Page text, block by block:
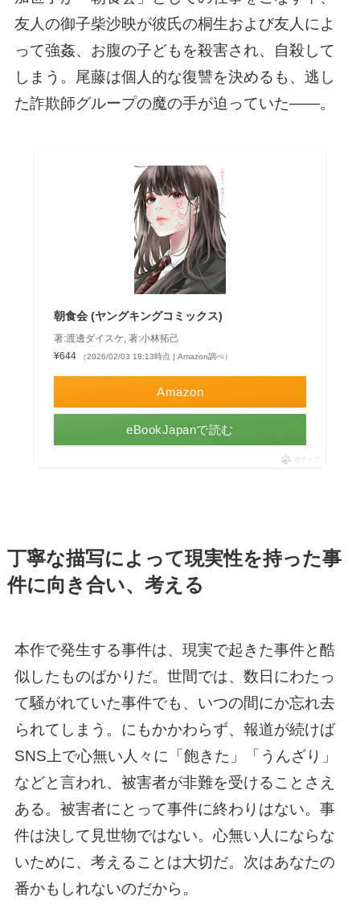
友人の御子柴沙映が彼氏の桐生および友人によ
って強姦、お腹の子どもを殺害され、自殺して
しまう。尾藤は個人的な復讐を決めるも、逃し
た詐欺師グループの魔の手が迫っていた——。
朝食会 (ヤングキングコミックス)
著:渡邊ダイスケ, 著:小林拓己
¥644
（2026/02/03 18:13時点 | Amazon調べ）
Amazon
eBookJapanで読む
ポチップ
丁寧な描写によって現実性を持った事
件に向き合い、考える
本作で発生する事件は、現実で起きた事件と酷
似したものばかりだ。世間では、数日にわたっ
て騒がれていた事件でも、いつの間にか忘れ去
られてしまう。にもかかわらず、報道が続けば
SNS上で心無い人々に「飽きた」「うんざり」
などと言われ、被害者が非難を受けることさえ
ある。被害者にとって事件に終わりはない。事
件は決して見世物ではない。心無い人にならな
いために、考えることは大切だ。次はあなたの
番かもしれないのだから。